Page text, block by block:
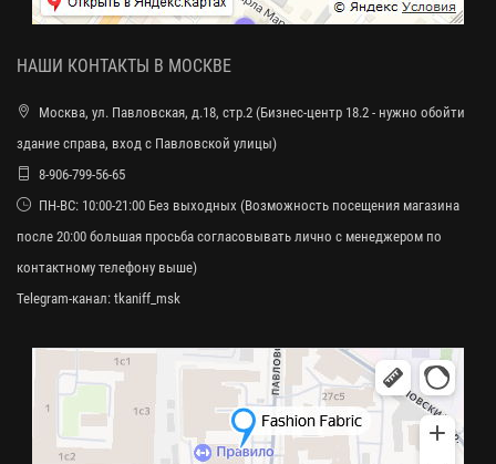
НАШИ КОНТАКТЫ В МОСКВЕ
Москва, ул. Павловская, д.18, стр.2 (Бизнес-центр 18.2 - нужно обойти
здание справа, вход с Павловской улицы)
8-906-799-56-65
ПН-ВС: 10:00-21:00 Без выходных (Возможность посещения магазина
после 20:00 большая просьба согласовывать лично с менеджером по
контактному телефону выше)
Telegram-канал: tkaniff_msk